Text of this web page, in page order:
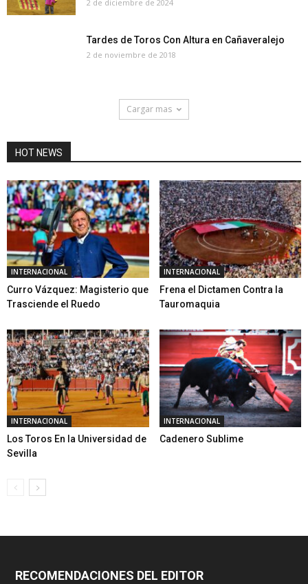
2 de diciembre de 2024
Tardes de Toros Con Altura en Cañaveralejo
2 de noviembre de 2018
Cargar mas
HOT NEWS
INTERNACIONAL
Curro Vázquez: Magisterio que
Trasciende el Ruedo
INTERNACIONAL
Frena el Dictamen Contra la
Tauromaquia
INTERNACIONAL
Los Toros En la Universidad de
Sevilla
INTERNACIONAL
Cadenero Sublime
RECOMENDACIONES DEL EDITOR